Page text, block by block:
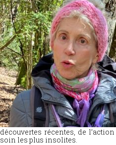
découvertes récentes, de
soin les plus insolites.